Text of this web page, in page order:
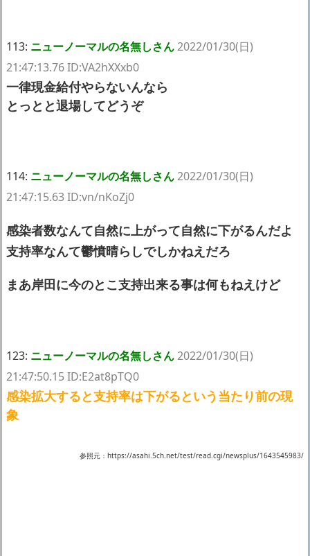
113: ニューノーマルの名無しさん2022/01/30(日)
21:47:13.76 ID:VA2hXXxb0
一律現金給付やらないんなら
とっとと退場してどうぞ
114: ニューノーマルの名無しさん2022/01/30(日)
21:47:15.63 ID:vn/nKoZj0
感染者数なんて自然に上がって自然に下がるんだよ
支持率なんて鬱憤晴らしでしかねえだろ
まあ岸田に今のとこ支持出来る事は何もねえけど
123: ニューノーマルの名無しさん2022/01/30(日)
21:47:50.15 ID:E2at8pTQ0
感染拡大すると支持率は下がるという当たり前の現
象
参照元：https://asahi.5ch.net/test/read.cgi/newsplus/1643545983/